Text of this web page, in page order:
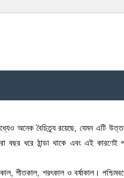
অনেক বৈচিত্র্য রয়েছে, যেমন এটি
বছর ধরে ঠান্ডা থাকে এবং এই কারণেই
শীতকাল, শরৎকাল ও বর্ষাকাল।